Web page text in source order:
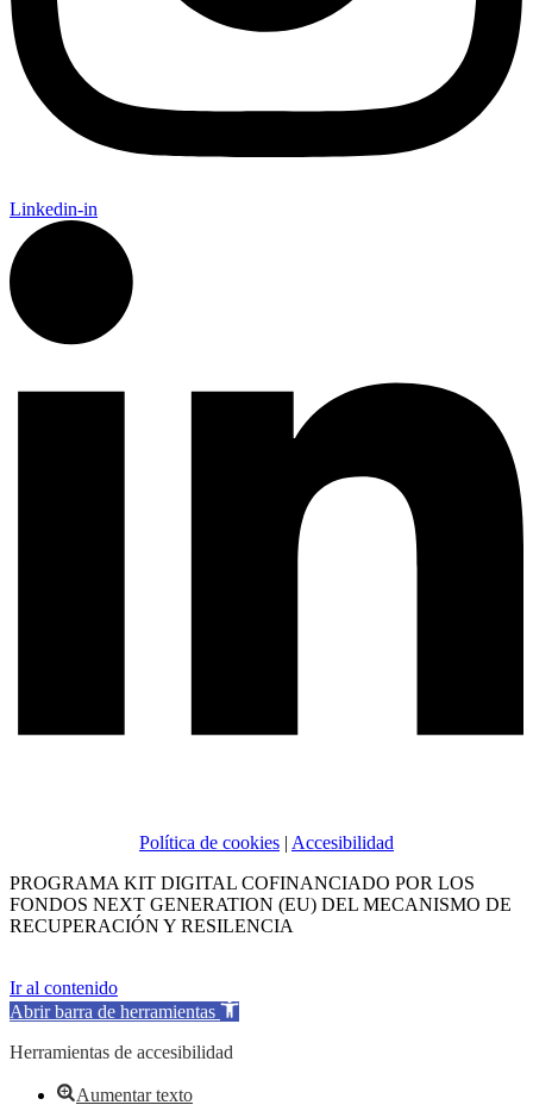
Linkedin-in
Política de cookies | Accesibilidad
PROGRAMA KIT DIGITAL COFINANCIADO POR LOS
FONDOS NEXT GENERATION (EU) DEL MECANISMO DE
RECUPERACIÓN Y RESILENCIA
Ir al contenido
Abrir barra de herramientas
Herramientas de accesibilidad
Aumentar texto